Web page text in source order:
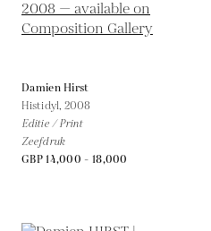
Damien Hirst
Histidyl, 2008
Editie / Print
Zeefdruk
GBP 14,000 - 18,000